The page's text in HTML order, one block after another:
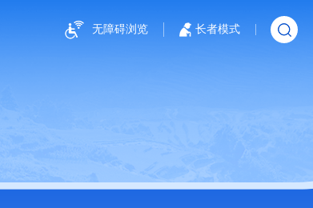
无障碍浏览 长者模式